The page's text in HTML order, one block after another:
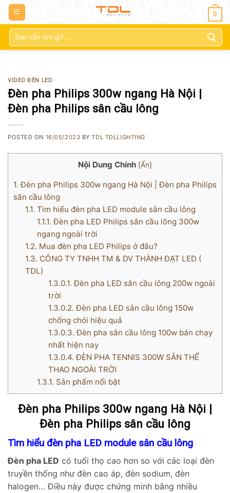
0
Tìm
kiếm:
VIDEO ĐÈN LED
Đèn pha Philips 300w ngang Hà Nội |
Đèn pha Philips sân cầu lông
POSTED ON 16/05/2023 BYTDL TDLLIGHTING
Nội Dung Chính [Ẩn]
1. Đèn pha Philips 300w ngang Hà Nội | Đèn pha Philips
sân cầu lông
1.1. Tìm hiểu đèn pha LED module sân cầu lông
1.1.1. Đèn pha LED Philips sân cầu lông 300w
ngang ngoài trời
1.2. Mua đèn pha LED Philips ở đâu?
1.3. CÔNG TY TNHH TM & DV THÀNH ĐẠT LED (
TDL)
1.3.0.1. Đèn pha LED sân cầu lông 200w ngoài
trời
1.3.0.2. Đèn pha LED sân cầu lông 150w
chống chói hiệu quả
1.3.0.3. Đèn pha sân cầu lông 100w bán chạy
nhất hiện nay
1.3.0.4. ĐÈN PHA TENNIS 300W SÂN THỂ
THAO NGOÀI TRỜI
1.3.1. Sản phẩm nổi bật
Đèn pha Philips 300w ngang Hà Nội |
Đèn pha Philips sân cầu lông
Tìm hiểu đèn pha LED module sân cầu lông
Đèn pha LED có tuổi thọ cao hơn so với các loại đèn
truyền thống như đèn cao áp, đèn sodium, đèn
halogen… Điều này được chứng minh bằng nhiều